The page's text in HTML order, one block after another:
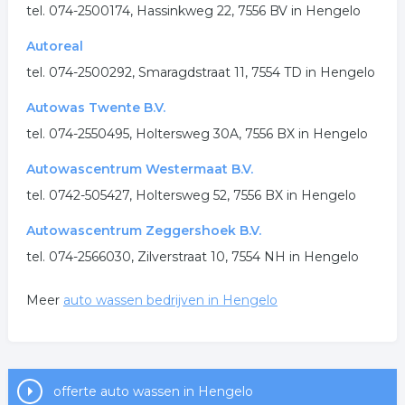
.tel. 074-2500174, Hassinkweg 22, 7556 BV in Hengelo
Autoreal
tel. 074-2500292, Smaragdstraat 11, 7554 TD in Hengelo
Autowas Twente B.V.
tel. 074-2550495, Holtersweg 30A, 7556 BX in Hengelo
Autowascentrum Westermaat B.V.
tel. 0742-505427, Holtersweg 52, 7556 BX in Hengelo
Autowascentrum Zeggershoek B.V.
tel. 074-2566030, Zilverstraat 10, 7554 NH in Hengelo
Meer auto wassen bedrijven in Hengelo
offerte auto wassen in Hengelo